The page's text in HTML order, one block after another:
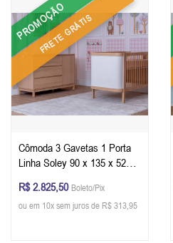
PROMOÇÃO
FRETE GRÁTIS
Cômoda 3 Gavetas 1 Porta
Linha Soley 90 x 135 x 52
Malva
R$ 2.825,50 Boleto/Pix
ou em 10x sem juros de R$ 313,95